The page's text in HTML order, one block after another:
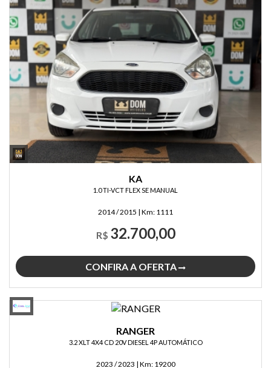
KA
1.0 TI-VCT FLEX SE MANUAL
2014 / 2015 | Km: 1111
R$ 32.700,00
CONFIRA A OFERTA
RANGER
3.2 XLT 4X4 CD 20V DIESEL 4P AUTOMÁTICO
2023 / 2023 | Km: 19200